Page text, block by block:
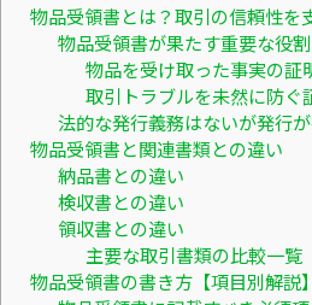
物品受領書とは？取引の信頼性を
物品受領書が果たす重要な役割
物品を受け取った事実の証
取引トラブルを未然に防ぐ
法的な発行義務はないが発行
物品受領書と関連書類との違い
納品書との違い
検収書との違い
領収書との違い
主要な取引書類の比較一覧
物品受領書の書き方【項目別解説】